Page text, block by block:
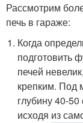
Рассмотрим
печь в гараже:
Когда
подготовить
печей
крепким. Под
глубину 40-
исходя из